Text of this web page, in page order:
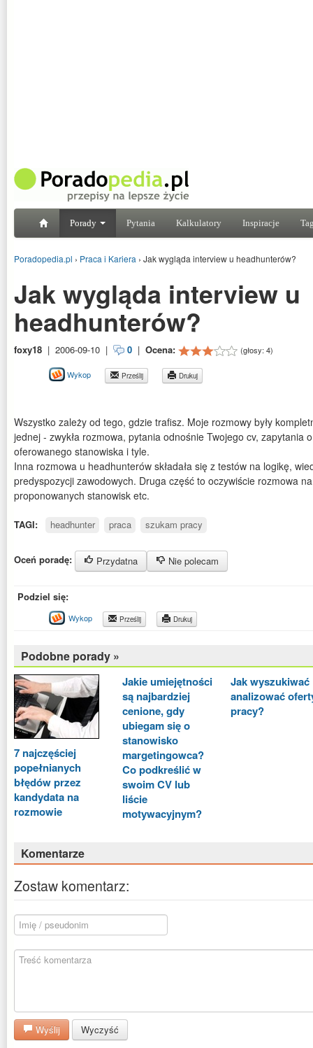
Porady Pytania Kalkulatory Inspiracje
Poradopedia.pl › Praca i Kariera › Jak wygląda interview u headhunterów?
Jak wygląda interview u
headhunterów?
foxy18 | 2006-09-10 | 0 | Ocena: (głosy: 4)
Wykop Prześlij Drukuj
Wszystko zależy od tego, gdzie trafisz. Moje rozmowy były
jednej - zwykła rozmowa, pytania odnośnie Twojego cv, zapytania
oferowanego stanowiska i tyle.
Inna rozmowa u headhunterów składała się z testów na logikę,
predyspozycji zawodowych. Druga część to oczywiście rozmowa
proponowanych stanowisk etc.
TAGI: headhunter praca szukam pracy
Oceń poradę: Przydatna Nie polecam
Podziel się:
Wykop Prześlij Drukuj
Podobne porady »
7 najczęściej
popełnianych
błędów przez
kandydata na
rozmowie
Jakie umiejętności
są najbardziej
cenione, gdy
ubiegam się o
stanowisko
margetingowca?
Co podkreślić w
swoim CV lub
liście
motywacyjnym?
Jak wyszukiwać
analizować
pracy?
Komentarze
Zostaw komentarz:
Wyślij Wyczyść